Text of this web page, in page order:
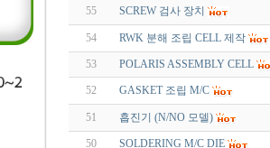
55 SCREW 검사 장치
54 RWK 분해 조립 CELL 제작
53 POLARIS ASSEMBLY CELL
52 GASKET 조립 M/C
51 흡진기 (N/NO 모델)
50 SOLDERING M/C DIE